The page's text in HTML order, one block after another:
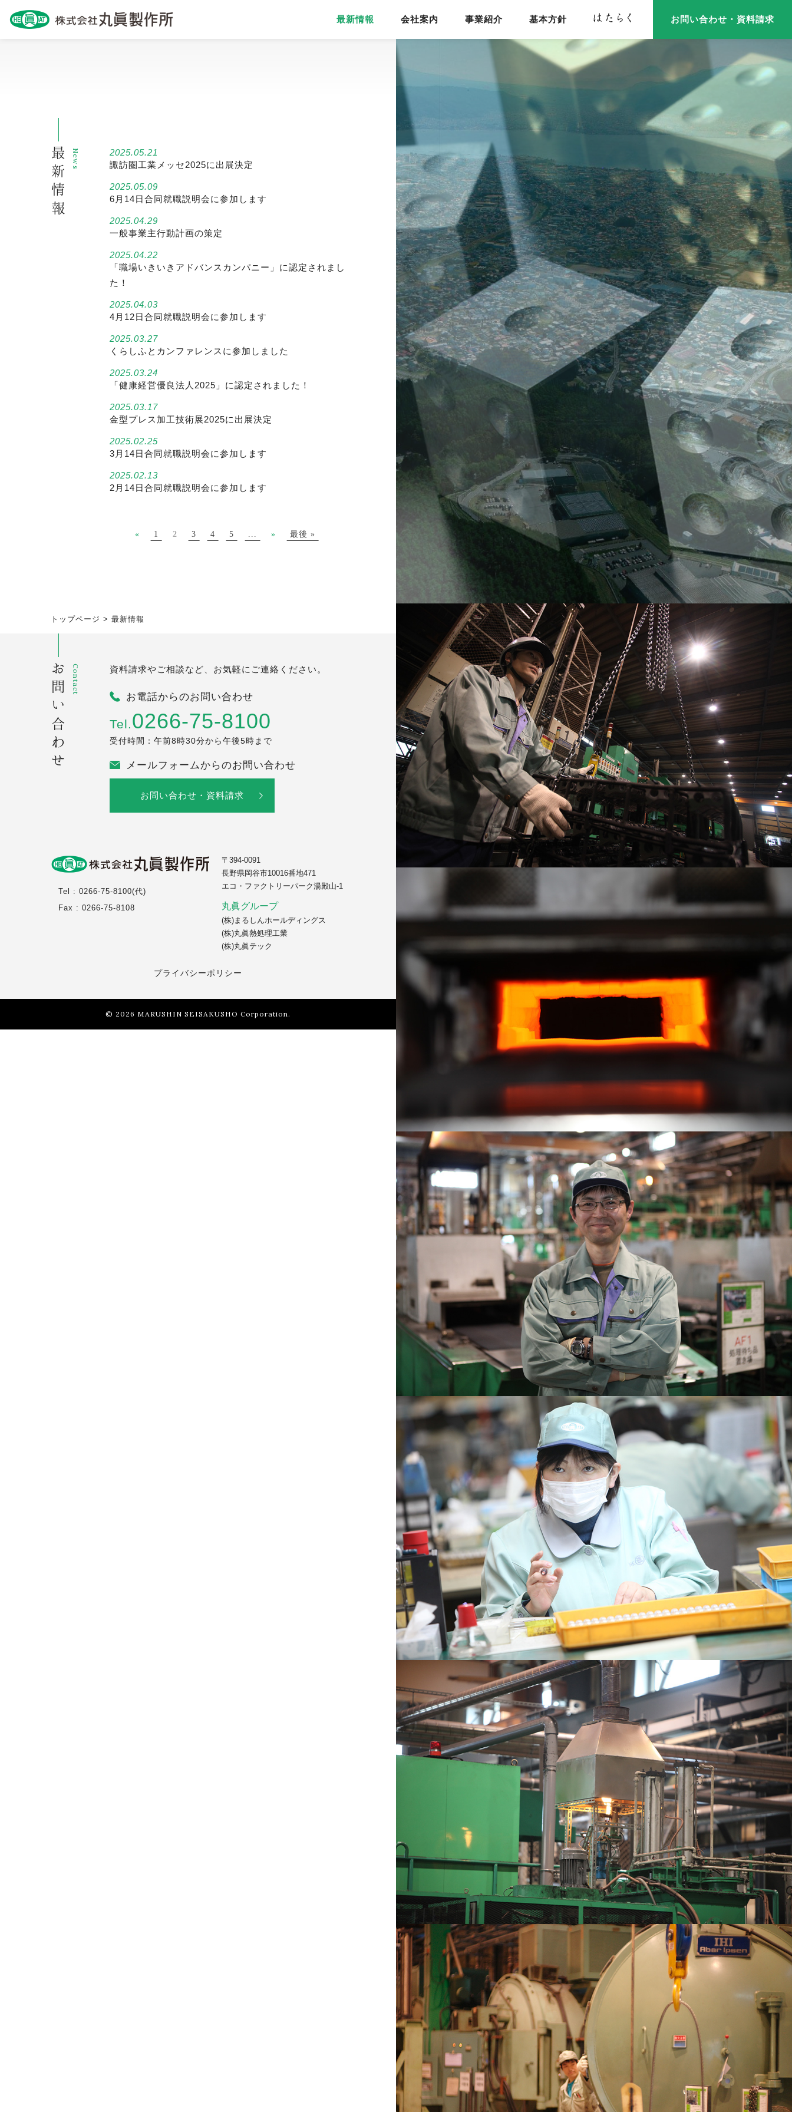
最新情報 会社案内 事業紹介 基本方針 お問い合わせ・資料請求
News
最新情報
2025.05.21
諏訪圏工業メッセ2025に出展決定
2025.05.09
6月14日合同就職説明会に参加します
2025.04.29
一般事業主行動計画の策定
2025.04.22
「職場いきいきアドバンスカンパニー」に認定されまし
た！
2025.04.03
4月12日合同就職説明会に参加します
2025.03.27
くらしふとカンファレンスに参加しました
2025.03.24
「健康経営優良法人2025」に認定されました！
2025.03.17
金型プレス加工技術展2025に出展決定
2025.02.25
3月14日合同就職説明会に参加します
2025.02.13
2月14日合同就職説明会に参加します
« 1 2 3 4 5 » 最後 »
トップページ > 最新情報
Contact
お問い合わせ 資料請求やご相談など、お気軽にご連絡ください。
お電話からのお問い合わせ
Tel. 0266-75-8100
受付時間：午前8時30分から午後5時まで
メールフォームからのお問い合わせ
お問い合わせ・資料請求
Tel : 0266-75-8100(代)
Fax : 0266-75-8108
〒394-0091
長野県岡谷市10016番地471
エコ・ファクトリーパーク湯殿山-1
丸眞グループ
(株)まるしんホールディングス
(株)丸眞熱処理工業
(株)丸眞テック
プライバシーポリシー
© 2026 MARUSHIN SEISAKUSHO Corporation.